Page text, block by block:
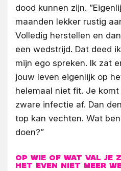
dood kunnen zijn.
maanden lekker rustig
Volledig herstellen en
een wedstrijd. Dat deed
mijn ego spreken. Ik zat
jouw leven eigenlijk op
helemaal niet fit. Je
zware infectie af. Dan
top kan vechten. Wat
doen?”
Op wie of wat val
het even niet meer